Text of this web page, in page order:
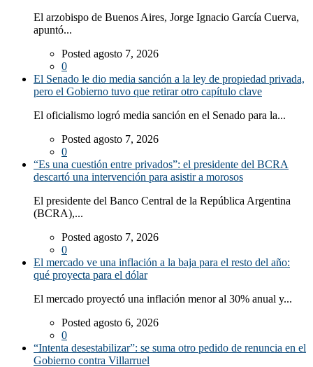
El arzobispo de Buenos Aires, Jorge Ignacio García Cuerva,
apuntó...
Posted agosto 7, 2026
0
El Senado le dio media sanción a la ley de propiedad privada,
pero el Gobierno tuvo que retirar otro capítulo clave
El oficialismo logró media sanción en el Senado para la...
Posted agosto 7, 2026
0
“Es una cuestión entre privados”: el presidente del BCRA
descartó una intervención para asistir a morosos
El presidente del Banco Central de la República Argentina
(BCRA),...
Posted agosto 7, 2026
0
El mercado ve una inflación a la baja para el resto del año:
qué proyecta para el dólar
El mercado proyectó una inflación menor al 30% anual y...
Posted agosto 6, 2026
0
“Intenta desestabilizar”: se suma otro pedido de renuncia en el
Gobierno contra Villarruel